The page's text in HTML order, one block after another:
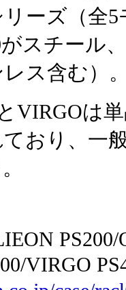
ーズ（全
がスチール
ス含む）
VIRGOは
おり、一
VIRGO